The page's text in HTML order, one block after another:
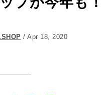
/ Apr 18, 2020